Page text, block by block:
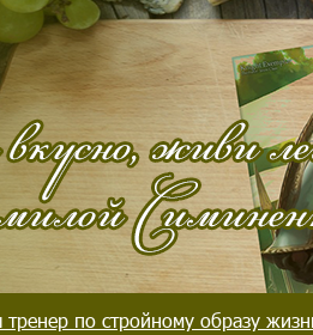
тренер по стройному образу